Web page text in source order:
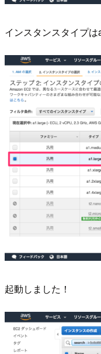
インスタンスタイプは
起動しました！